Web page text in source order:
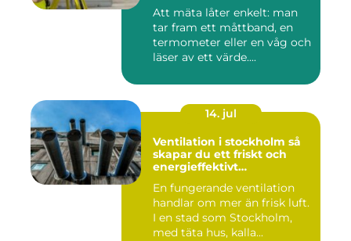
Att mäta låter enkelt: man
tar fram ett måttband, en
termometer eller en våg och
läser av ett värde....
14. jul
Ventilation i stockholm så
skapar du ett friskt och
energieffektivt
En fungerande ventilation
handlar om mer än frisk luft.
I en stad som Stockholm,
med täta hus, kalla...